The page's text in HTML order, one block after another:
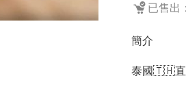
已售出
簡介
泰國🇹🇭